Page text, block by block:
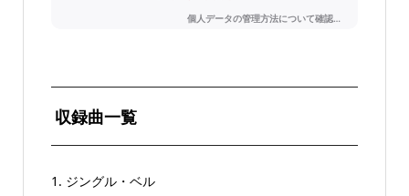
収録曲一覧
1. ジングル・ベル